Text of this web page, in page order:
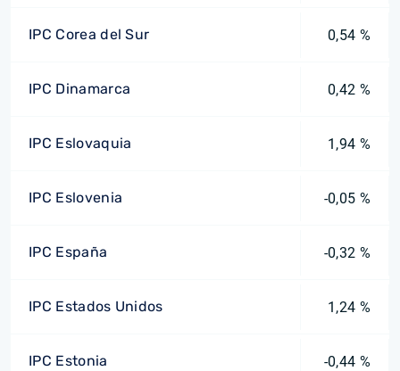
IPC Corea del Sur 0,54 %
IPC Dinamarca 0,42 %
IPC Eslovaquia 1,94 %
IPC Eslovenia -0,05 %
IPC España -0,32 %
IPC Estados Unidos 1,24 %
IPC Estonia -0,44 %